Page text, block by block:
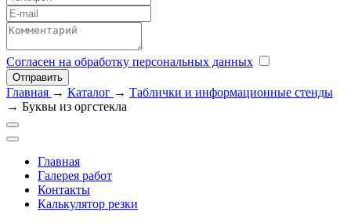
Согласен на обработку персональных данных
Главная → Каталог → Таблички и информационные стенды
→ Буквы из оргстекла
Главная
Галерея работ
Контакты
Калькулятор резки